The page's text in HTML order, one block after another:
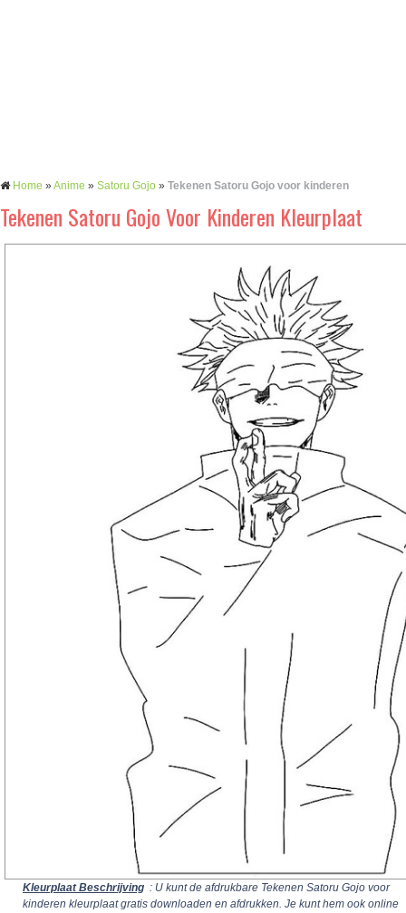
Home »Anime » Satoru Gojo » Tekenen Satoru Gojo voor kinderen
Tekenen Satoru Gojo Voor Kinderen Kleurplaat
Kleurplaat Beschrijving : U kunt de afdrukbare Tekenen Satoru Gojo voor
kinderen kleurplaat gratis downloaden en afdrukken. Je kunt hem ook online